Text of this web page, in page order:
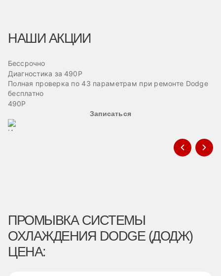
НАШИ АКЦИИ
Бессрочно
Диагностика за 490Р
Полная проверка по 43 параметрам при ремонте Dodge
бесплатно
490Р
Записаться
ПРОМЫВКА СИСТЕМЫ
ОХЛАЖДЕНИЯ DODGE (ДОДЖ)
ЦЕНА: